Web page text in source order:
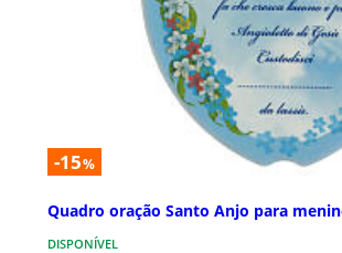
-15%
Quadro oração Santo Anjo para
DISPONÍVEL